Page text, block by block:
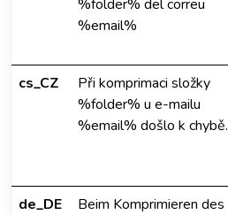
%folder% del correu
%email%
cs_CZ
Při komprimaci složky
%folder% u e-mailu
%email% došlo k chybě.
de_DE
Beim Komprimieren des